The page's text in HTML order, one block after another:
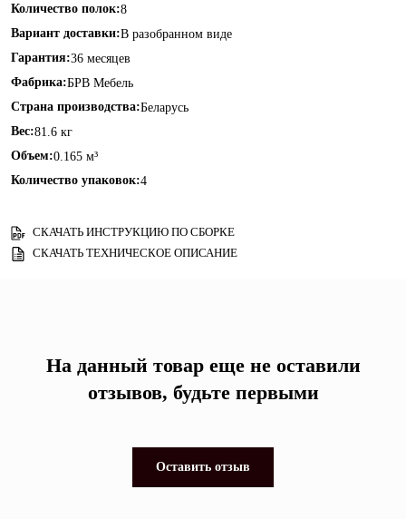
Количество полок:8
Вариант доставки:В разобранном виде
Гарантия:36 месяцев
Фабрика:БРВ Мебель
Страна производства:Беларусь
Вес:81.6 кг
Объем:0.165 м³
Количество упаковок:4
СКАЧАТЬ ИНСТРУКЦИЮ ПО СБОРКЕ
СКАЧАТЬ ТЕХНИЧЕСКОЕ ОПИСАНИЕ
На данный товар еще не оставили
отзывов, будьте первыми
Оставить отзыв